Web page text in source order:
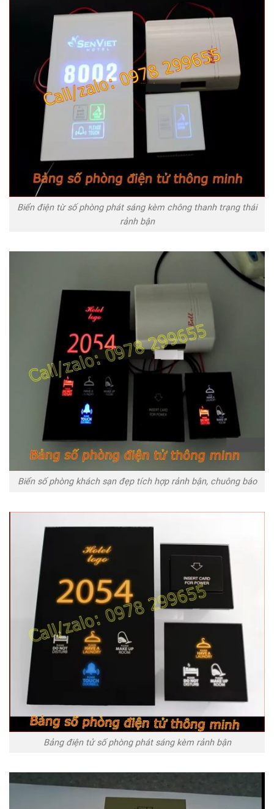
Biển điện từ số phòng phát sáng kèm chông thanh trạng thái
rảnh bận
Biển số phòng khách sạn đẹp tích hợp rảnh bận, chuông báo
Bảng điện tử số phòng phát sáng kèm rảnh bận